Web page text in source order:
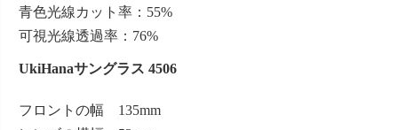
青色光線カット率：55%
可視光線透過率：76%
UkiHanaサングラス 4506
フロントの幅 135mm